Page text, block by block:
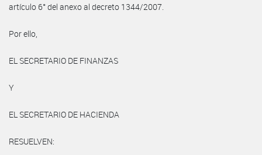
artículo 6° del anexo al decreto 1344/2007.
Por ello,
EL SECRETARIO DE FINANZAS
Y
EL SECRETARIO DE HACIENDA
RESUELVEN: